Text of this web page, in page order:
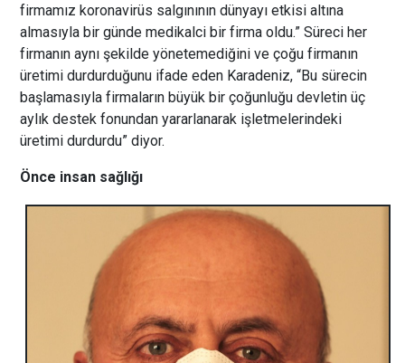
firmamız koronavirüs salgınının dünyayı etkisi altına
almasıyla bir günde medikalci bir firma oldu.” Süreci her
firmanın aynı şekilde yönetemediğini ve çoğu firmanın
üretimi durdurduğunu ifade eden Karadeniz, “Bu sürecin
başlamasıyla firmaların büyük bir çoğunluğu devletin üç
aylık destek fonundan yararlanarak işletmelerindeki
üretimi durdurdu” diyor.
Önce insan sağlığı